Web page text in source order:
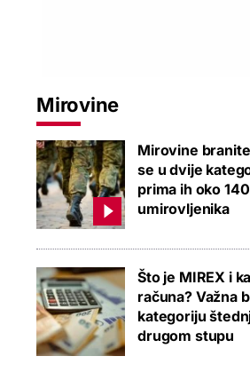
Mirovine
Mirovine
se u dvije
prima ih oko
umirovljenika
Što je MIREX i
računa? Važna
kategoriju
drugom stupu